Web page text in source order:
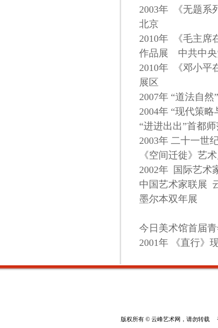
2003年 《无题
北京
2010年 《毛主席
作品展 中共中
2010年 《邓小平
展区
2007年 “道法自
2004年 “现代策
“进进出出”
2003年 二十一
《空间迁徙》
2002年 国际艺
中国艺术家
墨尔本双
今日美术馆首届
2001年 《直行
版权所有 © 云峰艺术网，请勿转载